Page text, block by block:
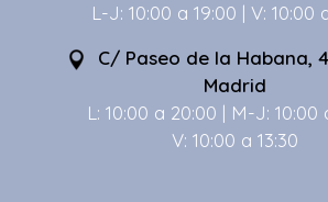
L-J: 10:00 a 19:00 | V: 10:00
C/ Paseo de la Habana,
Madrid
L: 10:00 a 20:00 | M-J: 10:00
V: 10:00 a 13:30